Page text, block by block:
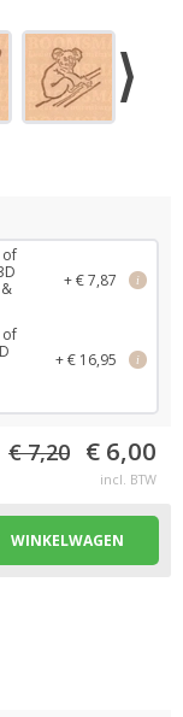
of
+ € 7,87 i
of
+ € 16,95 i
€ 7,20 € 6,00
incl. BTW
WINKELWAGEN